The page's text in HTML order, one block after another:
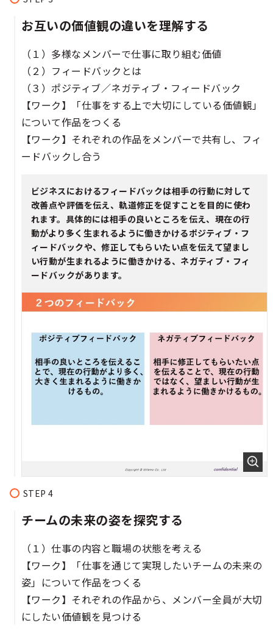
お互いの価値観の違いを理解する​​​​​
（１）多様なメンバーで仕事に取り組む価値
（２）フィードバックとは​​
（３）ポジティブ／ネガティブ・フィードバック​​
【ワーク】「仕事をする上で大切にしている価値観」
について作品をつくる​​
【ワーク】それぞれの作品をメンバーで共有し、フィ
ードバックし合う​​
ビジネスにおけるフィードバックは相手の行動に対して
改善点や評価を伝え、軌道修正を促すことを目的に使わ
れます。具体的には相手の良いところを伝え、現在の行
動がより多く生まれるように働きかけるポジティブ・フ
ィードバックや、修正してもらいたい点を伝えて望まし
い行動が生まれるように働きかける、ネガティブ・フィ
ードバックがあります。
チームの未来の姿を探究する​​​​
（１）仕事の内容と職場の状態を考える​
【ワーク】「仕事を通じて実現したいチームの未来の
姿」について作品をつくる​
【ワーク】それぞれの作品から、メンバー全員が大切
にしたい価値観を見つける​